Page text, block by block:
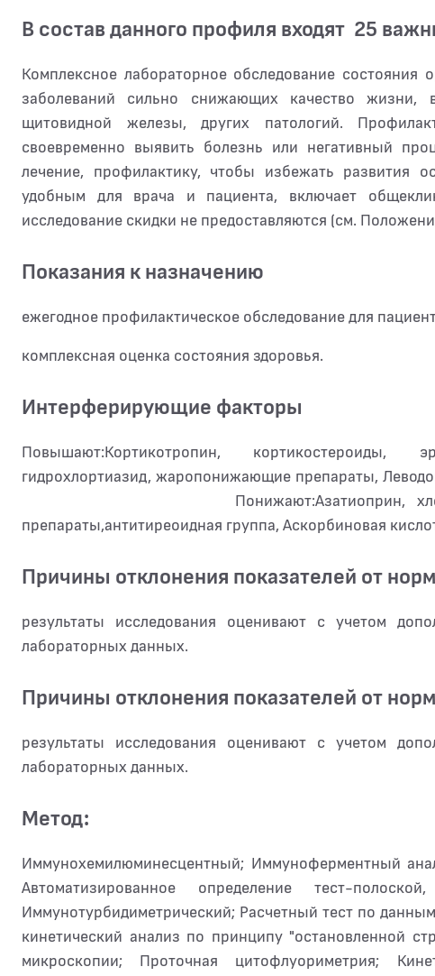
В состав данного профиля входят 25
Комплексное лабораторное обследование состояния
заболеваний сильно снижающих качество жизни,
щитовидной железы, других патологий.
своевременно выявить болезнь или негативный
лечение, профилактику, чтобы избежать развития
удобным для врача и пациента, включает
исследование скидки не предоставляются (см.
Показания к назначению
ежегодное профилактическое обследование для
комплексная оценка состояния здоровья.
Интерферирующие факторы
Повышают:Кортикотропин, кортикостероиды,
гидрохлортиазид, жаропонижающие препараты,
Понижают:Азатиоприн,
препараты,антитиреоидная группа, Аскорбиновая
Причины отклонения показателей от
результаты исследования оценивают с учетом
лабораторных данных.
Причины отклонения показателей от
результаты исследования оценивают с учетом
лабораторных данных.
Метод:
Иммунохемилюминесцентный; Иммуноферментный
Автоматизированное определение тест-
Иммунотурбидиметрический; Расчетный тест по
кинетический анализ по принципу "остановленной
микроскопии; Проточная цитофлуориметрия;